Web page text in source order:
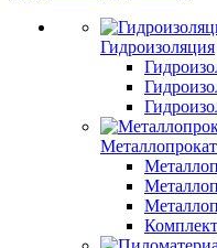
Гидроизоляция
Металлопрокат